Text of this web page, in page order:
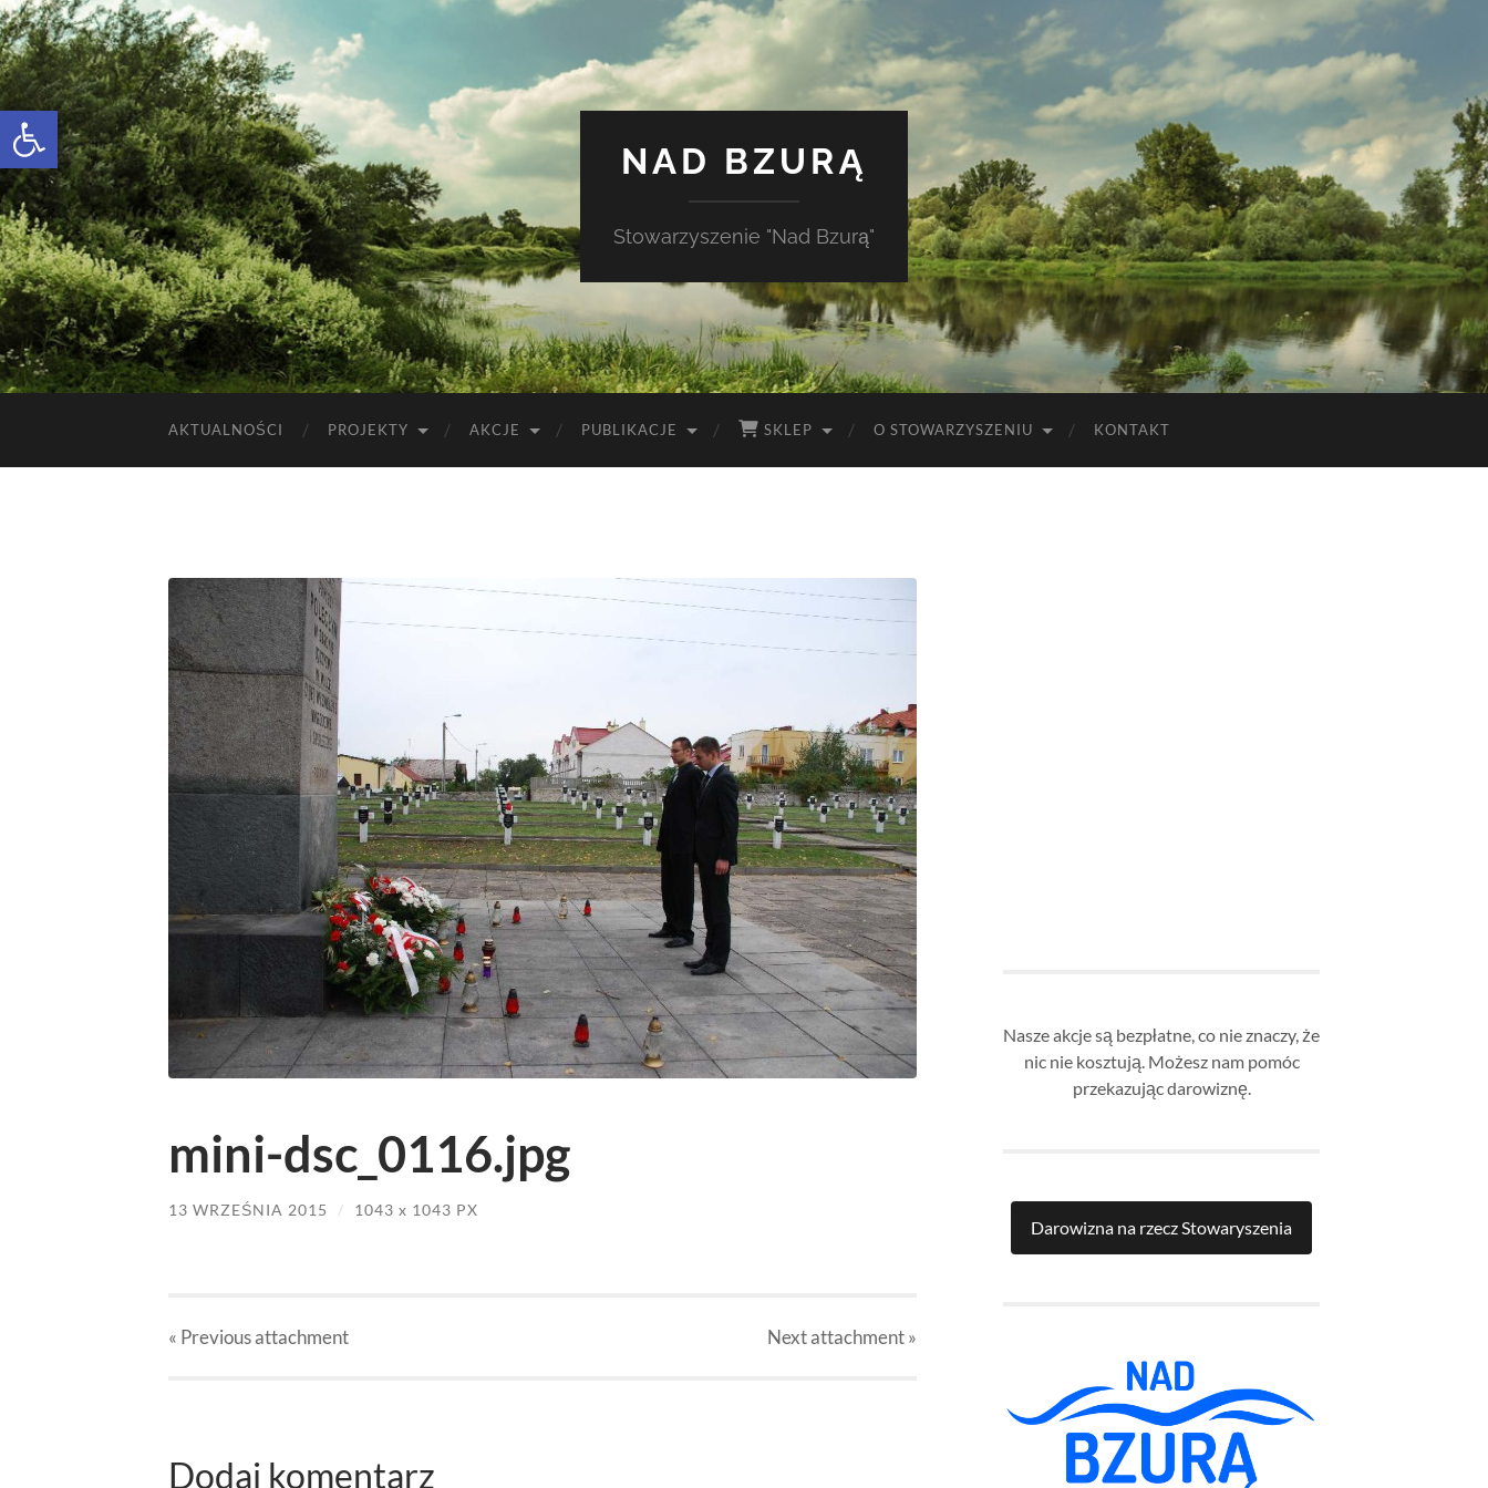
Otwórz pasek narzędzi
NAD BZURĄ
Stowarzyszenie "Nad Bzurą"
AKTUALNOŚCI PROJEKTY AKCJE PUBLIKACJE SKLEP O STOWARZYSZENIU KONTAKT
mini-dsc_0116.jpg
13 WRZEŚNIA 2015 / 1043 x 1043 PX
« Previousattachment Nextattachment»
Dodaj komentarz
Nasze akcje są bezpłatne, co nie znaczy, że
nic nie kosztują. Możesz nam pomóc
przekazując darowiznę.
Darowizna na rzecz Stowaryszenia